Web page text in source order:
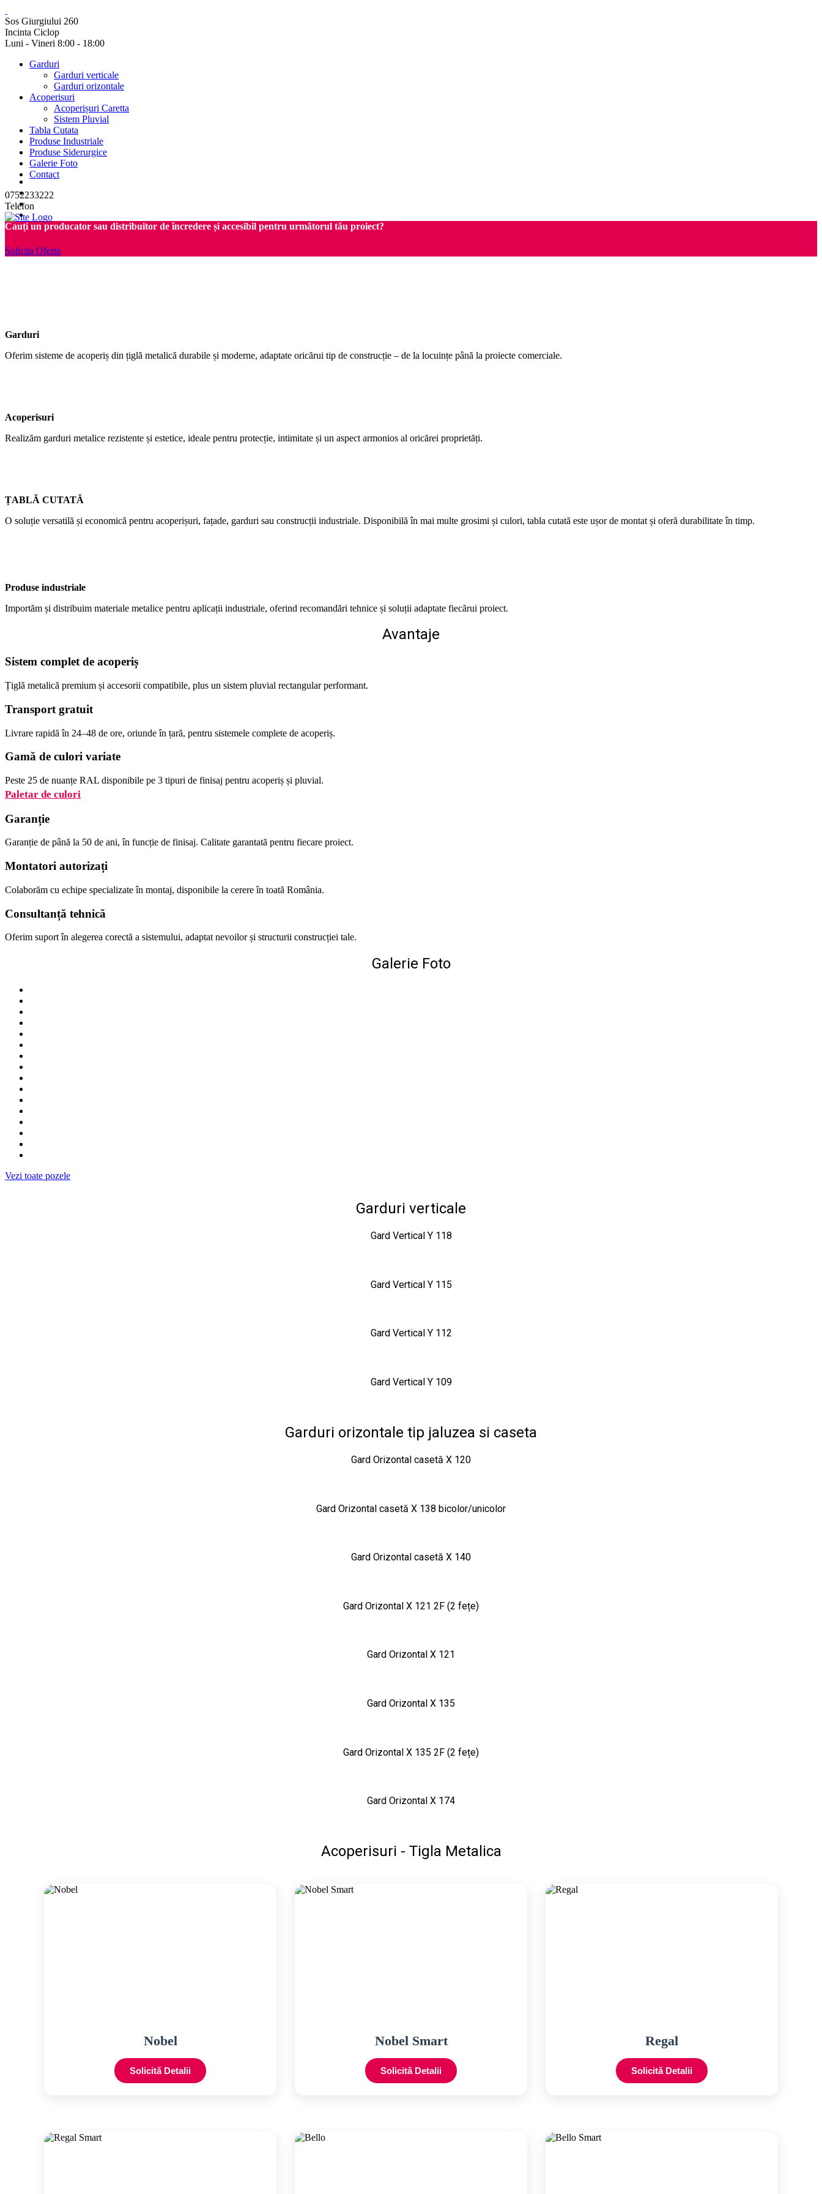
Sos Giurgiului 260
Incinta Ciclop
Luni - Vineri 8:00 - 18:00
Garduri
Garduri verticale
Garduri orizontale
Acoperisuri
Acoperișuri Caretta
Sistem Pluvial
Tabla Cutata
Produse Industriale
Produse Siderurgice
Galerie Foto
Contact
0752233222
Telefon
Cauți un producator sau distribuitor de încredere și accesibil pentru următorul tău proiect?
Solicita Oferta
Garduri
Oferim sisteme de acoperiș din țiglă metalică durabile și moderne, adaptate oricărui tip de construcție – de la locuințe până la proiecte comerciale.
Acoperisuri
Realizăm garduri metalice rezistente și estetice, ideale pentru protecție, intimitate și un aspect armonios al oricărei proprietăți.
ȚABLĂ CUTATĂ
O soluție versatilă și economică pentru acoperișuri, fațade, garduri sau construcții industriale. Disponibilă în mai multe grosimi și culori, tabla cutată este ușor de montat și oferă durabilitate în timp.
Produse industriale
Importăm și distribuim materiale metalice pentru aplicații industriale, oferind recomandări tehnice și soluții adaptate fiecărui proiect.
Avantaje
Sistem complet de acoperiș
Țiglă metalică premium și accesorii compatibile, plus un sistem pluvial rectangular performant.
Transport gratuit
Livrare rapidă în 24–48 de ore, oriunde în țară, pentru sistemele complete de acoperiș.
Gamă de culori variate
Peste 25 de nuanțe RAL disponibile pe 3 tipuri de finisaj pentru acoperiș și pluvial.
Paletar de culori
Garanție
Garanție de până la 50 de ani, în funcție de finisaj. Calitate garantată pentru fiecare proiect.
Montatori autorizați
Colaborăm cu echipe specializate în montaj, disponibile la cerere în toată România.
Consultanță tehnică
Oferim suport în alegerea corectă a sistemului, adaptat nevoilor și structurii construcției tale.
Galerie Foto
Vezi toate pozele
Garduri verticale
Gard Vertical Y 118
Gard Vertical Y 115
Gard Vertical Y 112
Gard Vertical Y 109
Garduri orizontale tip jaluzea si caseta
Gard Orizontal casetă X 120
Gard Orizontal casetă X 138 bicolor/unicolor
Gard Orizontal casetă X 140
Gard Orizontal X 121 2F (2 fețe)
Gard Orizontal X 121
Gard Orizontal X 135
Gard Orizontal X 135 2F (2 fețe)
Gard Orizontal X 174
Acoperisuri - Tigla Metalica
Nobel
Solicită Detalii
Nobel Smart
Solicită Detalii
Regal
Solicită Detalii